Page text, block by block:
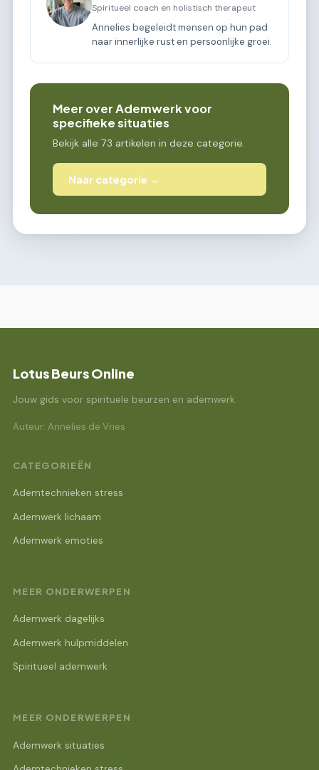
Spiritueel coach en holistisch therapeut
Annelies begeleidt mensen op hun pad
naar innerlijke rust en persoonlijke groei.
Meer over Ademwerk voor
specifieke situaties
Bekijk alle 73 artikelen in deze categorie.
Naar categorie →
Lotus Beurs Online
Jouw gids voor spirituele beurzen en ademwerk.
Auteur: Annelies de Vries
CATEGORIEËN
Ademtechnieken stress
Ademwerk lichaam
Ademwerk emoties
MEER ONDERWERPEN
Ademwerk dagelijks
Ademwerk hulpmiddelen
Spiritueel ademwerk
MEER ONDERWERPEN
Ademwerk situaties